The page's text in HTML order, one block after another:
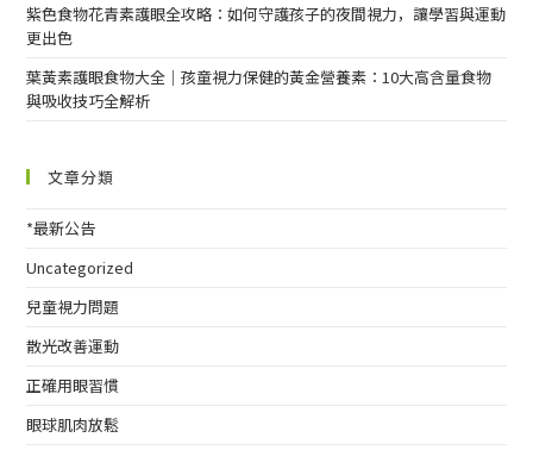
紫色食物花青素護眼全攻略：如何守護孩子的夜間視力，讓學習與運動
更出色
葉黃素護眼食物大全｜孩童視力保健的黃金營養素：10大高含量食物
與吸收技巧全解析
文章分類
*最新公告
Uncategorized
兒童視力問題
散光改善運動
正確用眼習慣
眼球肌肉放鬆